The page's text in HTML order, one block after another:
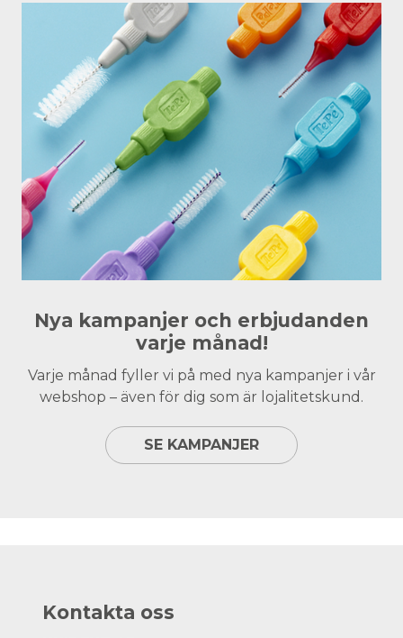
Nya kampanjer och erbjudanden
varje månad!
Varje månad fyller vi på med nya kampanjer i vår
webshop – även för dig som är lojalitetskund.
SE KAMPANJER
Kontakta oss